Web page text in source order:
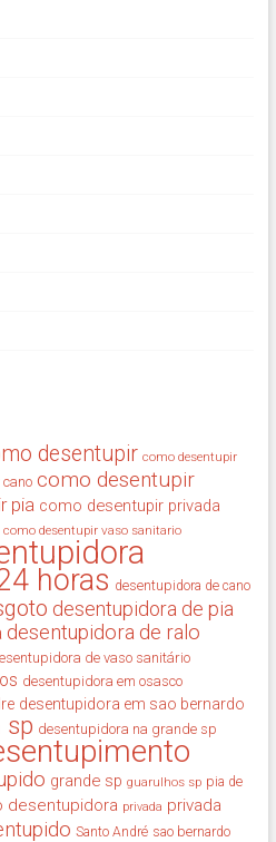
desentupir como desentupir
como desentupir
pia como desentupir privada
como desentupir vaso sanitario
horas desentupidora de cano
desentupidora de pia
desentupidora de ralo
de vaso sanitário
desentupidora em osasco
desentupidora em sao bernardo
sp desentupidora na grande sp
grande sp guarulhos sp pia de
desentupidora privada privada
Santo André sao bernardo